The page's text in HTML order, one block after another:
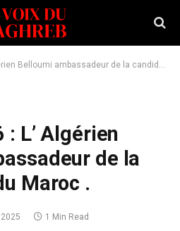
ambassadeur de la candidature du Maroc .
L’ Algérien
de la
Maroc .
1 Min Read